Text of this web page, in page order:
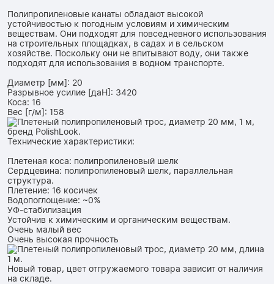
Полипропиленовые канаты обладают высокой
устойчивостью к погодным условиям и химическим
веществам. Они подходят для повседневного использования
на строительных площадках, в садах и в сельском
хозяйстве. Поскольку они не впитывают воду, они также
подходят для использования в водном транспорте.
Диаметр [мм]: 20
Разрывное усилие [даН]: 3420
Коса: 16
Вес [г/м]: 158
Технические характеристики:
Плетеная коса: полипропиленовый шелк
Сердцевина: полипропиленовый шелк, параллельная
структура.
Плетение: 16 косичек
Водопоглощение: ~0%
УФ-стабилизация
Устойчив к химическим и органическим веществам.
Очень малый вес
Очень высокая прочность
Новый товар, цвет отгружаемого товара зависит от наличия
на складе.